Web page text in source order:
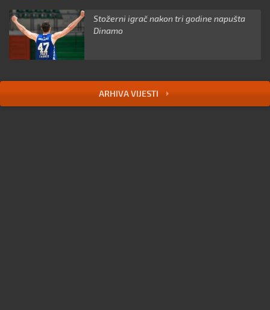
Stožerni igrač nakon tri godine napušta
Dinamo
ARHIVA VIJESTI